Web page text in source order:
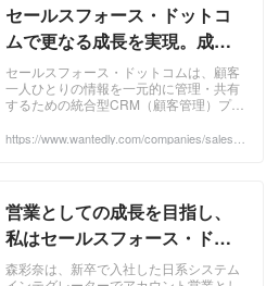
支援しています。 今回紹介するのは、国
内企業全体の99.7％（※）を占めるとい
われる中堅・中小企業のお客様を対象
に、セールスフォース・ドットコムのク
ラウドアプリケーション製品を活用した
多様なソリューションを提供するコマー
堅・中小企業の数はおよそ360万社（※）
テック系スタートアップまでと非常に多
彩です。 セールスフォース・ドットコム
のコマーシャル営業は、こうしたお客様
に対し、どのようなアプローチによって
セールスフォース・ドットコ
ムで更なる成長を実現。成長
型営業組織が人材育成に注力
する理由 | 株式会社セールスフ
ォース・ドットコム
セールスフォース・ドットコムは、顧客
一人ひとりの情報を一元的に管理・共有
するための統合型CRM（顧客管理）プラ
じて、世界15万社以上におよぶ顧客の企
ームには、IT業界をはじめ、あらゆる業
界のトップセールス経験者たちが数多く
集まっています。 ...
https://www.wantedly.com/companies/salesfo
営業としての成長を目指し、
私はセールスフォース・ドッ
トコムを選びました | 株式会社
森彩奈は、新卒で入社した日系システム